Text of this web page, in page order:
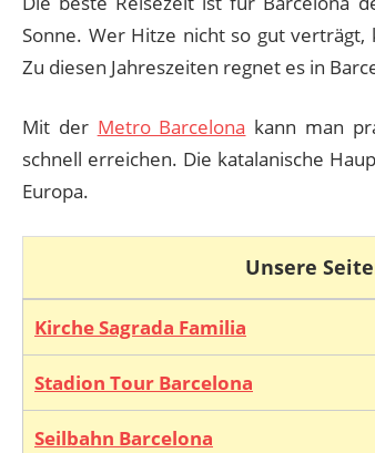
Sonne. Wer Hitze nicht so gut
Zu diesen Jahreszeiten regnet es in
Mit der Metro Barcelona kann man
schnell erreichen. Die katalanische
Europa.
Unsere
Kirche Sagrada Familia
Stadion Tour Barcelona
Seilbahn Barcelona